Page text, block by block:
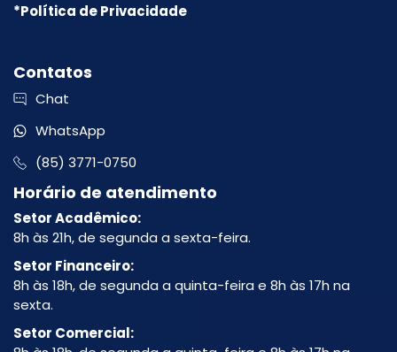
*Política de Privacidade
Contatos
Chat
WhatsApp
(85) 3771-0750
Horário de atendimento
Setor Acadêmico:
8h às 21h, de segunda a sexta-feira.
Setor Financeiro:
8h às 18h, de segunda a quinta-feira e 8h às 17h na
sexta.
Setor Comercial: